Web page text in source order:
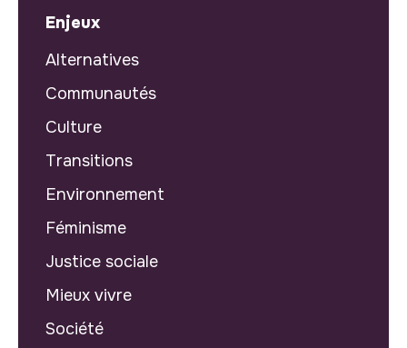
Enjeux
Alternatives
Communautés
Culture
Transitions
Environnement
Féminisme
Justice sociale
Mieux vivre
Société